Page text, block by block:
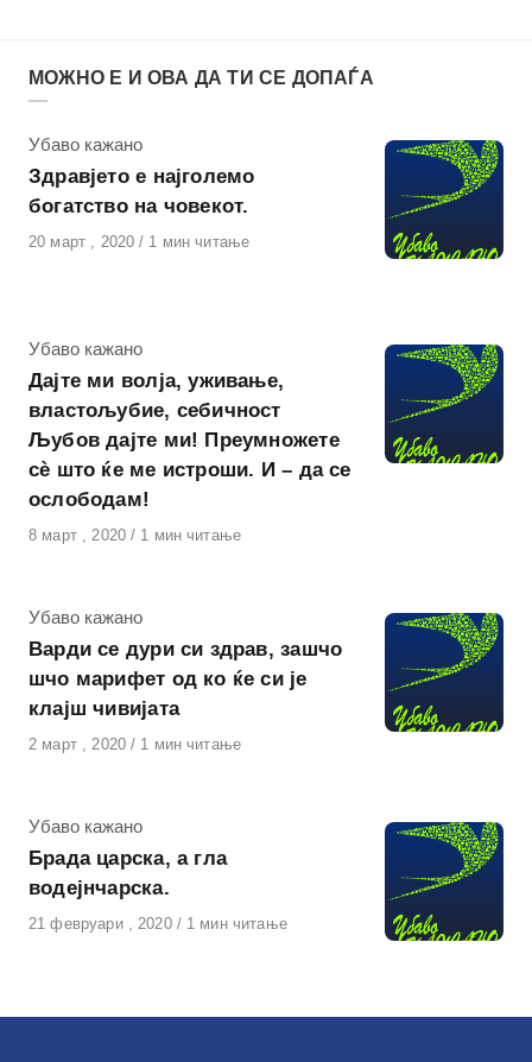
МОЖНО Е И ОВА ДА ТИ СЕ ДОПАЃА
КАтегорија
Убаво кажано
Здравјето е најголемо
богатство на човекот.
Објавено
20 март , 2020 1 мин читање
КАтегорија
Убаво кажано
Дајте ми волја, уживање,
властољубие, себичност
Љубов дајте ми! Преумножете
сѐ што ќе ме истроши. И – да се
ослободам!
Објавено
8 март , 2020 1 мин читање
КАтегорија
Убаво кажано
Варди се дури си здрав, зашчо
шчо марифет од ко ќе си је
клајш чивијата
Објавено
2 март , 2020 1 мин читање
КАтегорија
Убаво кажано
Брада царска, а гла
водејнчарска.
Објавено
21 февруари , 2020 1 мин читање